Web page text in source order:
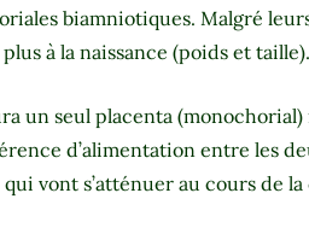
biamniotiques. Malgré
à la naissance (poids et taille).
un seul placenta
d’alimentation entre les
vont s’atténuer au cours de